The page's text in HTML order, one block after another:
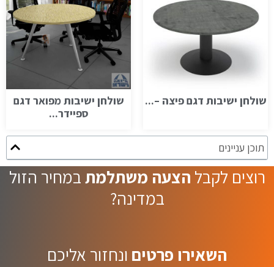
שולחן ישיבות דגם פיצה –...
שולחן ישיבות מפואר דגם
ספיידר...
תוכן עניינים
רוצים לקבל הצעה משתלמתבמחיר הזול
במדינה?
השאירו פרטים ונחזור אליכם